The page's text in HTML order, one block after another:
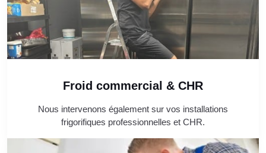
Froid commercial & CHR
Nous intervenons également sur vos installations
frigorifiques professionnelles et CHR.